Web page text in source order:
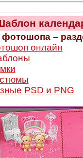
–
онлайн
PSD и PNG